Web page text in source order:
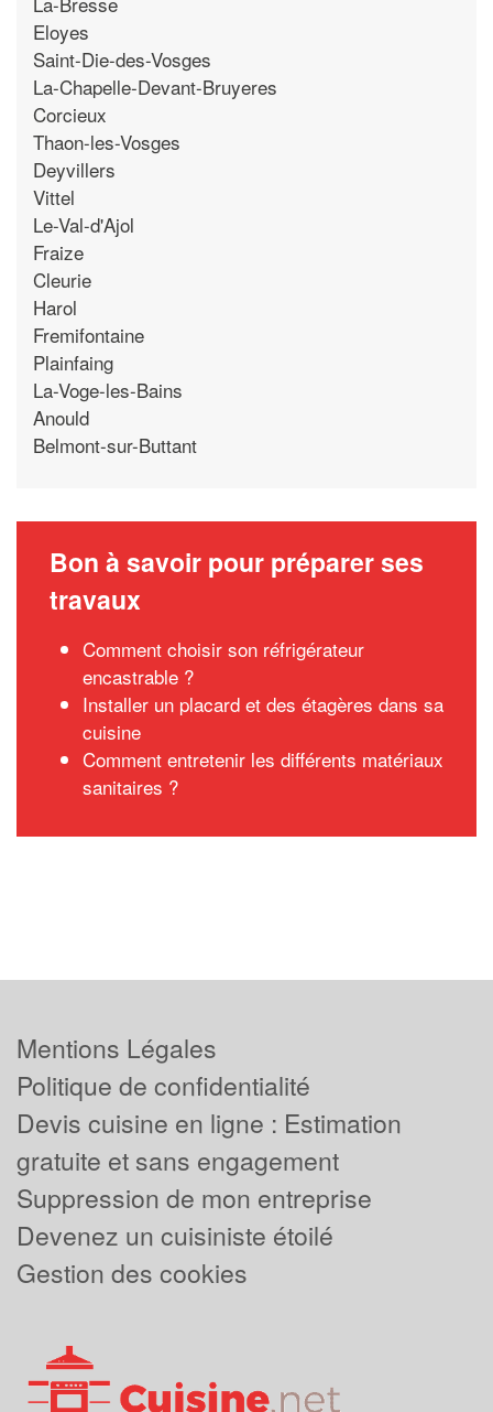
Eloyes
Saint-Die-des-Vosges
La-Chapelle-Devant-Bruyeres
Corcieux
Thaon-les-Vosges
Deyvillers
Vittel
Le-Val-d'Ajol
Fraize
Cleurie
Harol
Fremifontaine
Plainfaing
La-Voge-les-Bains
Anould
Belmont-sur-Buttant
Bon à savoir pour préparer ses
travaux
Comment choisir son réfrigérateur
encastrable ?
Installer un placard et des étagères dans sa
cuisine
Comment entretenir les différents matériaux
sanitaires ?
Mentions Légales
Politique de confidentialité
Devis cuisine en ligne : Estimation
gratuite et sans engagement
Suppression de mon entreprise
Devenez un cuisiniste étoilé
Gestion des cookies